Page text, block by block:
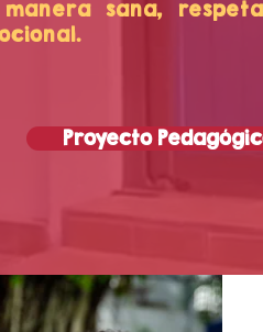
sana,
Proyecto